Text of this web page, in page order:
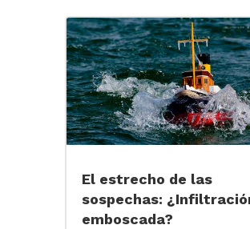
El estrecho de las
sospechas:
emboscada?